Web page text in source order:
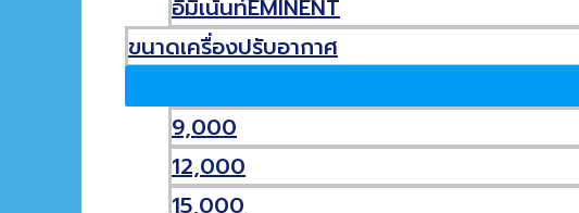
อีมิเน้นท์EMINENT
ขนาดเครื่องปรับอากาศ
9,000
12,000
15,000
เครื่องซักผ้าหยอดเหรียญสระบุรี
คุณกำลังเครื่องซักผ้าหยอดเหรียญสระบุรีมองหารายได้เสริมอ …
เครื่องซักผ้าหยอดเหรียญสระบุรีRead More »